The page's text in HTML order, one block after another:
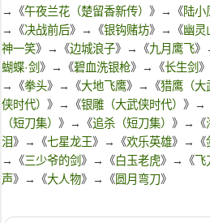
→《午夜兰花（楚留香新传） 》→《陆小
→《决战前后》→《银钩赌坊》→《幽灵
神一笑》→《边城浪子》→《九月鹰飞
蝴蝶·剑 》→《碧血洗银枪》→《长生剑
→《拳头》→《大地飞鹰》→《猎鹰（大
侠时代） 》→《银雕（大武侠时代） 》→
（短刀集） 》→《追杀（短刀集） 》→《
泪》→《七星龙王》→《欢乐英雄》→《
→《三少爷的剑 》→《白玉老虎》→《飞
声》→《大人物》→《 圆月弯刀》